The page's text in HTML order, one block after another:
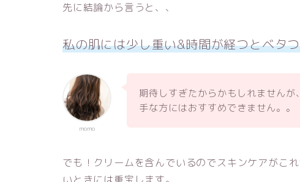
先に結論から言うと、、
私の肌には少し重い&時間が経つとベタ
momo
期待しすぎたからかもしれません
手な方にはおすすめできません。。
でも！クリームを含んでいるのでスキンケアがこ